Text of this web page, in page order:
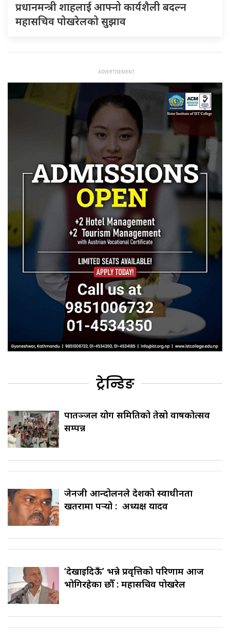
प्रधानमन्त्री शाहलाई आफ्नो कार्यशैली बदल्न
महासचिव पोखरेलको सुझाव
ट्रेन्डिङ
पातञ्जल योग समितिको तेस्रो वार्षिकोत्सव
सम्पन्न
जेनजी आन्दोलनले देशको स्वाधीनता
खतरामा पर्‍यो : अध्यक्ष यादव
‘देखाइदिऊँ’ भन्ने प्रवृत्तिको परिणाम आज
भोगिरहेका छौँ : महासचिव पोखरेल